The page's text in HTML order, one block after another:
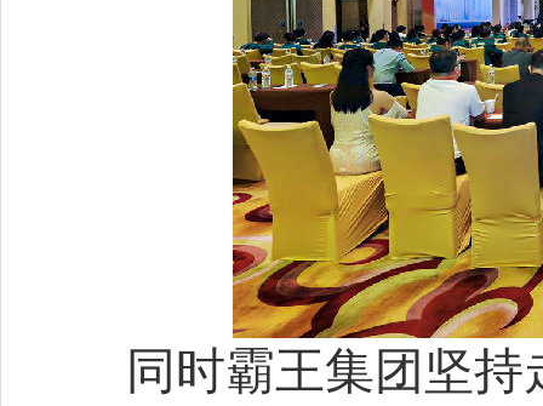
同时霸王集团坚持